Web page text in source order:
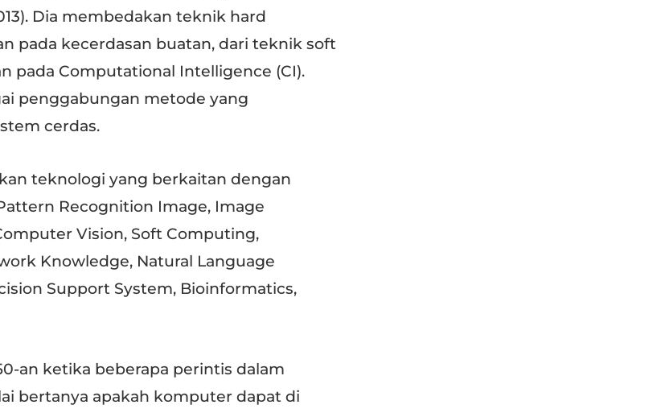
Dia membedakan teknik hard
pada kecerdasan buatan, dari teknik soft
pada Computational Intelligence (CI).
penggabungan metode yang
cerdas.
teknologi yang berkaitan dengan
Recognition Image, Image
Vision, Soft Computing,
Knowledge, Natural Language
Support System, Bioinformatics,
an ketika beberapa perintis dalam
bertanya apakah komputer dapat di